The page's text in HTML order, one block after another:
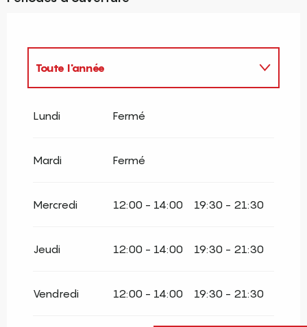
Toute l'année
Lundi Fermé
Mardi Fermé
Mercredi 12:00 - 14:00 19:30 - 21:30
Jeudi 12:00 - 14:00 19:30 - 21:30
Vendredi 12:00 - 14:00 19:30 - 21:30